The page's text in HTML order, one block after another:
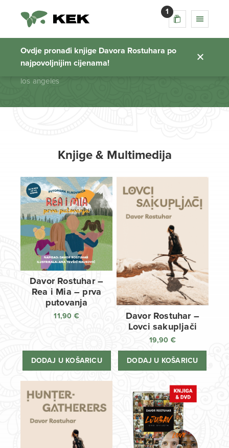
1
Ovdje pronađi knjige Davora Rostuhara po
najpovoljnijim cijenama!
los angeles
Početna stranica
los angeles
Knjige & Multimedija
Davor Rostuhar –
Rea i Mia – prva
putovanja
11,90 €
DODAJ U KOŠARICU
Davor Rostuhar –
Lovci sakupljači
19,90 €
DODAJ U KOŠARICU